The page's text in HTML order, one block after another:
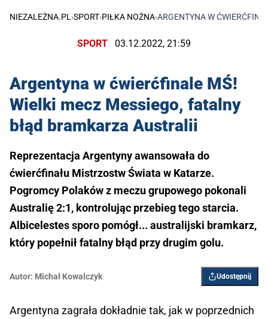
NIEZALEŻNA.PL ›SPORT›PIŁKA NOŻNA›ARGENTYNA W
SPORT 03.12.2022, 21:59
Argentyna w ćwierćfinale MŚ!
Wielki mecz Messiego, fatalny
błąd bramkarza Australii
Reprezentacja Argentyny awansowała do
ćwierćfinału Mistrzostw Świata w Katarze.
Pogromcy Polaków z meczu grupowego pokonali
Australię 2:1, kontrolując przebieg tego starcia.
Albicelestes sporo pomógł... australijski bramkarz,
który popełnił fatalny błąd przy drugim golu.
Autor: Michał Kowalczyk Udostępnij
Argentyna zagrała dokładnie tak, jak w poprzednich